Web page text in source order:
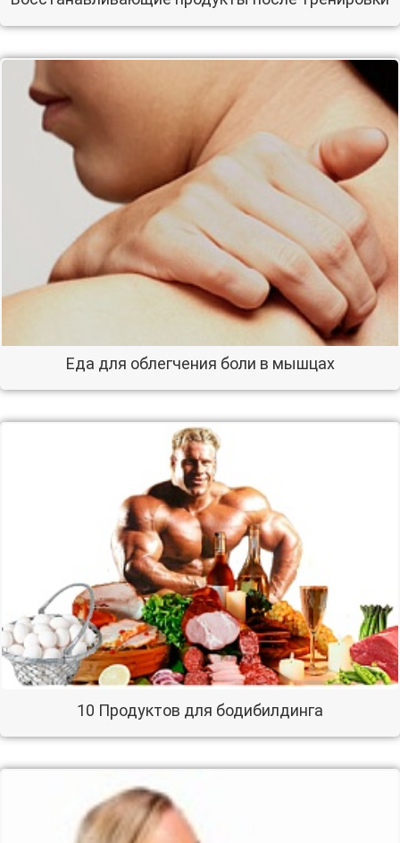
Еда для облегчения боли в мышцах
10 Продуктов для бодибилдинга